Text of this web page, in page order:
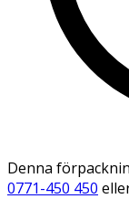
Denna
0771-450 450